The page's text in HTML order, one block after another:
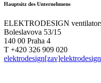
Hauptsitz des Unternehmens
ELEKTRODESIGN
Boleslavova 53/15
140 00 Praha 4
T +420 326 909 020